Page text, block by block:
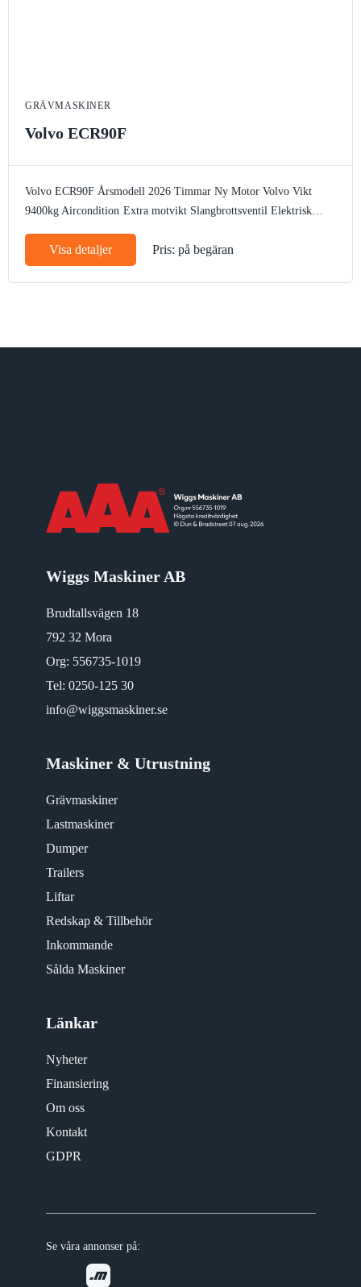
GRÄVMASKINER
Volvo ECR90F
Volvo ECR90F Årsmodell 2026 Timmar Ny Motor Volvo Vikt
9400kg Aircondition Extra motvikt Slangbrottsventil Elektrisk
Visa detaljer Pris: på begäran
Wiggs Maskiner AB
Brudtallsvägen 18
792 32 Mora
Org: 556735-1019
Tel: 0250-125 30
info@wiggsmaskiner.se
Maskiner & Utrustning
Grävmaskiner
Lastmaskiner
Dumper
Trailers
Liftar
Redskap & Tillbehör
Inkommande
Sålda Maskiner
Länkar
Nyheter
Finansiering
Om oss
Kontakt
GDPR
Se våra annonser på: